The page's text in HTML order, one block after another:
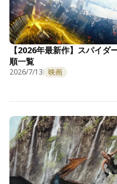
【2026年最新作】スパイ
順一覧
2026/7/13 映画